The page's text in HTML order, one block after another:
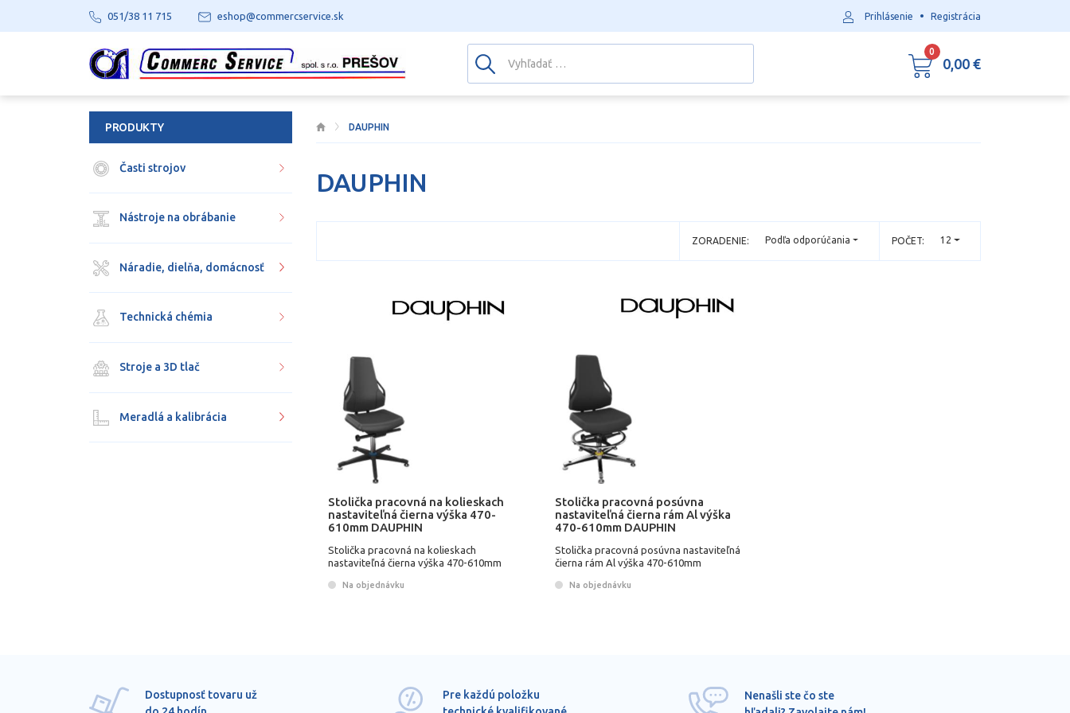
DAUPHIN
DAUPHIN
POČET: 12
ZORADENIE: Podľa odporúčania
Stolička pracovná na kolieskach
nastaviteľná čierna výška 470-
610mm DAUPHIN
Stolička pracovná na kolieskach
nastaviteľná čierna výška 470-610mm
Na objednávku
Stolička pracovná posúvna
nastaviteľná čierna rám Al výška
470-610mm DAUPHIN
Stolička pracovná posúvna nastaviteľná
čierna rám Al výška 470-610mm
Na objednávku
PRODUKTY
Časti strojov
Nástroje na obrábanie
Náradie, dielňa, domácnosť
Technická chémia
Stroje a 3D tlač
Meradlá a kalibrácia
Dostupnosť tovaru už
Pre každú položku
Nenašli ste čo ste
051/38 11 715 eshop@commercservice.sk Prihlásenie • Registrácia
0
0,00 €